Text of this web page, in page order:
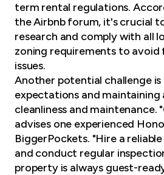
term rental regulations.
the Airbnb forum, it's crucial
research and comply with all
zoning requirements to avoid
issues.
Another potential challenge
expectations and
cleanliness and maintenance.
advises one experienced
BiggerPockets. "Hire a
and conduct regular
property is always guest-